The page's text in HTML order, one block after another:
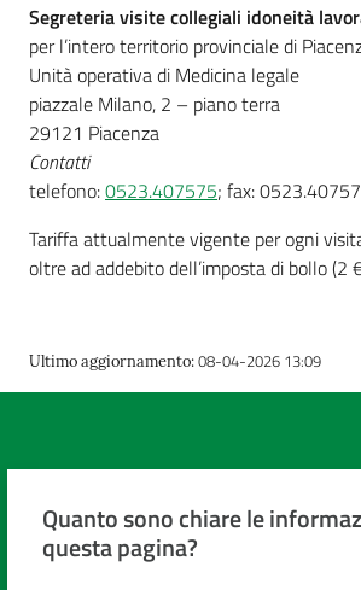
Scuole
Imprese
ed Enti
Seguici
su
Segreteria visite collegiali idoneità
per l’intero territorio provinciale di
Unità operativa di Medicina legale
piazzale Milano, 2 – piano terra
29121 Piacenza
Contatti
telefono:0523.407575; fax:
Tariffa attualmente vigente per ogni
oltre ad addebito dell’imposta di bollo (2
Ultimo aggiornamento:08-04-2026 13:09
Quanto sono chiare le
questa pagina?